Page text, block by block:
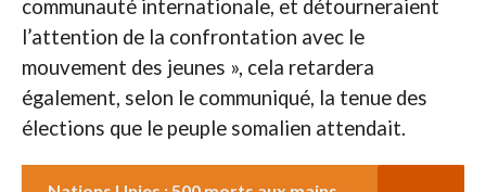
communauté internationale, et détourneraient
l’attention de la confrontation avec le
mouvement des jeunes », cela retardera
également, selon le communiqué, la tenue des
élections que le peuple somalien attendait.